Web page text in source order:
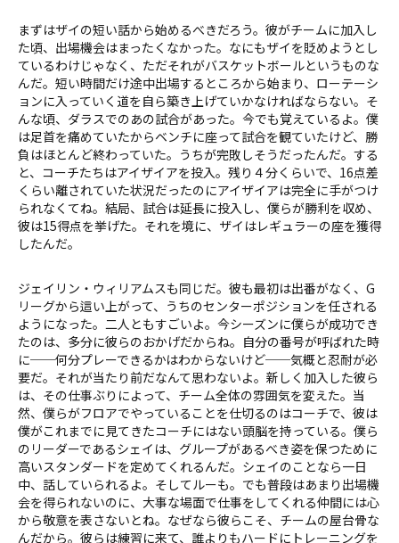
まずはザイの短い話から始めるべきだろう。彼がチームに加入し
た頃、出場機会はまったくなかった。なにもザイを貶めようとし
ているわけじゃなく、ただそれがバスケットボールというものな
んだ。短い時間だけ途中出場するところから始まり、ローテーシ
ョンに入っていく道を自ら築き上げていかなければならない。そ
んな頃、ダラスでのあの試合があった。今でも覚えているよ。僕
は足首を痛めていたからベンチに座って試合を観ていたけど、勝
負はほとんど終わっていた。うちが完敗しそうだったんだ。する
と、コーチたちはアイザイアを投入。残り４分くらいで、16点差
くらい離されていた状況だったのにアイザイアは完全に手がつけ
られなくてね。結局、試合は延長に投入し、僕らが勝利を収め、
彼は15得点を挙げた。それを境に、ザイはレギュラーの座を獲得
したんだ。
ジェイリン・ウィリアムスも同じだ。彼も最初は出番がなく、G
リーグから這い上がって、うちのセンターポジションを任される
ようになった。二人ともすごいよ。今シーズンに僕らが成功でき
たのは、多分に彼らのおかげだからね。自分の番号が呼ばれた時
に──何分プレーできるかはわからないけど──気概と忍耐が必
要だ。それが当たり前だなんて思わないよ。新しく加入した彼ら
は、その仕事ぶりによって、チーム全体の雰囲気を変えた。当
然、僕らがフロアでやっていることを仕切るのはコーチで、彼は
僕がこれまでに見てきたコーチにはない頭脳を持っている。僕ら
のリーダーであるシェイは、グループがあるべき姿を保つために
高いスタンダードを定めてくれるんだ。シェイのことなら一日
中、話していられるよ。そしてルーも。でも普段はあまり出場機
会を得られないのに、大事な場面で仕事をしてくれる仲間には心
から敬意を表さないとね。なぜなら彼らこそ、チームの屋台骨な
んだから。彼らは練習に来て、誰よりもハードにトレーニングを